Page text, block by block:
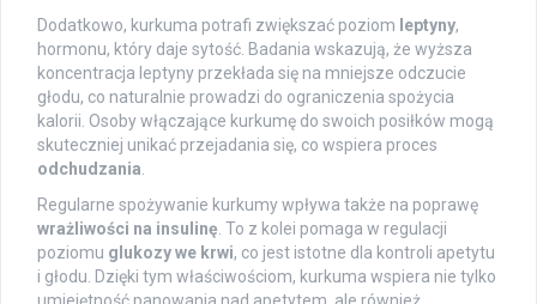
Dodatkowo, kurkuma potrafi zwiększać poziom leptyny,
hormonu, który daje sytość. Badania wskazują, że wyższa
koncentracja leptyny przekłada się na mniejsze odczucie
głodu, co naturalnie prowadzi do ograniczenia spożycia
kalorii. Osoby włączające kurkumę do swoich posiłków mogą
skuteczniej unikać przejadania się, co wspiera proces
odchudzania
Regularne spożywanie kurkumy wpływa także na poprawę
wrażliwości na insulinę . To z kolei pomaga w regulacji
poziomu glukozy we krwi, co jest istotne dla kontroli apetytu
i głodu. Dzięki tym właściwościom, kurkuma wspiera nie tylko